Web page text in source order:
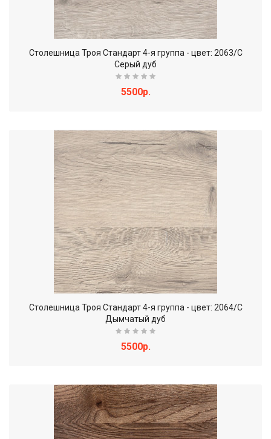
Столешница Троя Стандарт 4-я группа - цвет: 2063/C
Серый дуб
5500р.
Столешница Троя Стандарт 4-я группа - цвет: 2064/C
Дымчатый дуб
5500р.